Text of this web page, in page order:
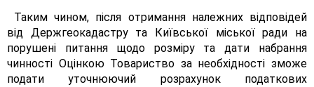
Таким чином, після отримання належних відповідей
від Держгеокадастру та Київської міської ради на
порушені питання щодо розміру та дати набрання
чинності Оцінкою Товариство за необхідності зможе
подати уточнюючий розрахунок податкових